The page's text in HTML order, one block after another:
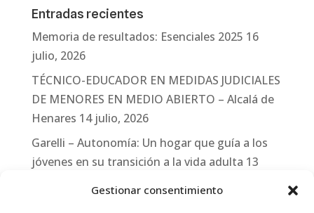
Gestionar consentimiento
Entradas recientes
Memoria de resultados: Esenciales 2025 16
julio, 2026
TÉCNICO-EDUCADOR EN MEDIDAS JUDICIALES
DE MENORES EN MEDIO ABIERTO – Alcalá de
Henares 14 julio, 2026
Garelli – Autonomía: Un hogar que guía a los
jóvenes en su transición a la vida adulta 13